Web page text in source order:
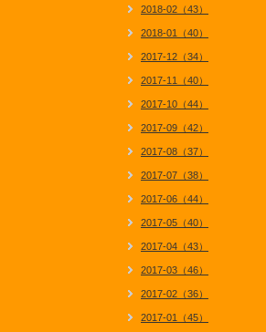
2018-02（43）
2018-01（40）
2017-12（34）
2017-11（40）
2017-10（44）
2017-09（42）
2017-08（37）
2017-07（38）
2017-06（44）
2017-05（40）
2017-04（43）
2017-03（46）
2017-02（36）
2017-01（45）